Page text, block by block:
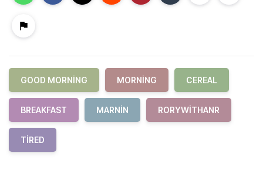
GOOD MORNING MORNING CEREAL
BREAKFAST MARNIN RORYWITHANR
TIRED